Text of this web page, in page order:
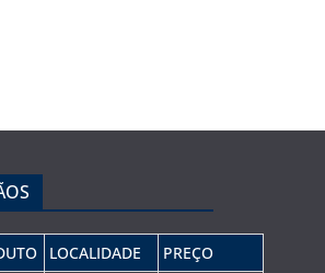
LOCALIDADE PREÇO